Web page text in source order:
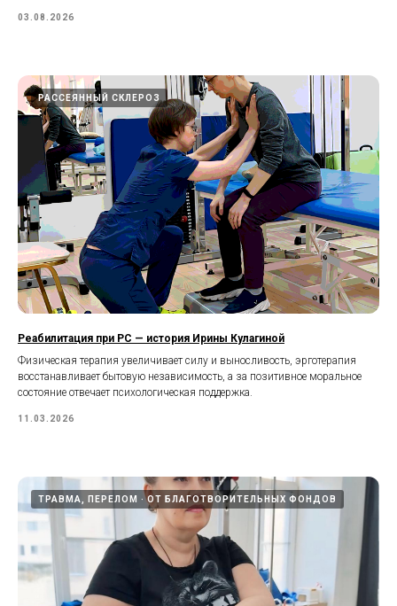
03.08.2026
РАССЕЯННЫЙ СКЛЕРОЗ
Реабилитация при РС — история Ирины Кулагиной
Физическая терапия увеличивает силу и выносливость, эрготерапия
восстанавливает бытовую независимость, а за позитивное моральное
состояние отвечает психологическая поддержка.
11.03.2026
ТРАВМА, ПЕРЕЛОМ ОТ БЛАГОТВОРИТЕЛЬНЫХ ФОНДОВ